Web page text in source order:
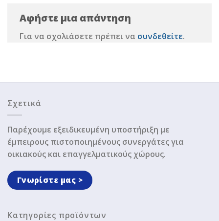
Αφήστε μια απάντηση
Για να σχολιάσετε πρέπει να συνδεθείτε.
Σχετικά
Παρέχουμε εξειδικευμένη υποστήριξη με
έμπειρους πιστοποιημένους συνεργάτες για
οικιακούς και επαγγελματικούς χώρους.
Γνωρίστε μας >
Κατηγορίες προϊόντων